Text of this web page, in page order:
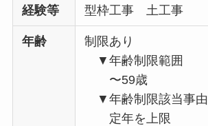
経験等
型枠工事 土工事
年齢
制限あり
▼年齢制限範囲
〜59歳
▼年齢制限該当事由
定年を上限